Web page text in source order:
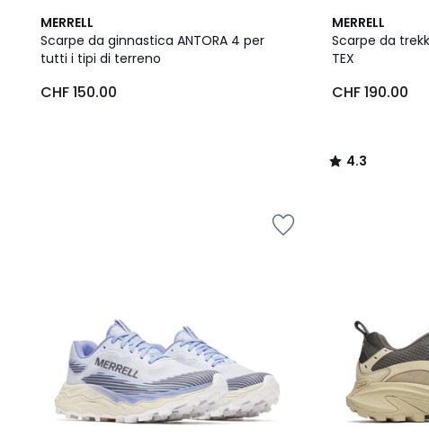
MERRELL
Scarpe da ginnastica ANTORA 4 per
tutti i tipi di terreno
CHF 150.00
MERRELL
Scarpe da
TEX
CHF 190.00
4.3
/ 5
4.3
/